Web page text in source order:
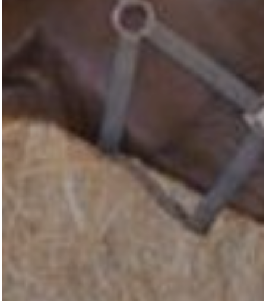
News Team
LUDGER BEERBAUM
HENGSTSTATION
TURNIERSTALL